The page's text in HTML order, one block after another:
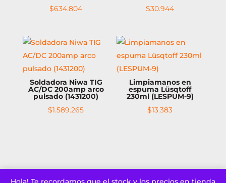
$634.804
$30.944
Soldadora Niwa TIG
AC/DC 200amp arco
pulsado (1431200)
$1.589.265
Limpiamanos en
espuma Lüsqtoff
230ml (LESPUM-9)
$13.383